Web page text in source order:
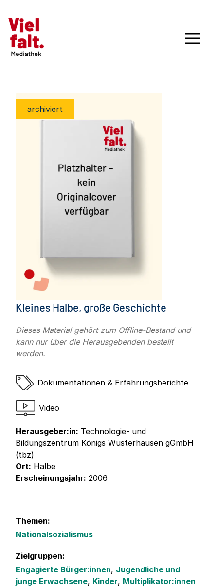
archiviert
Kleines Halbe, große Geschichte
Dieses Material gehört zum Offline-Bestand und
kann nur über die Herausgebenden bestellt
werden.
Dokumentationen & Erfahrungsberichte
Video
Herausgeber:in: Technologie- und
Bildungszentrum Königs Wusterhausen gGmbH
(tbz)
Ort: Halbe
Erscheinungsjahr: 2006
Themen:
Nationalsozialismus
Zielgruppen:
Engagierte Bürger:innen, Jugendliche und
junge Erwachsene, Kinder, Multiplikator:innen